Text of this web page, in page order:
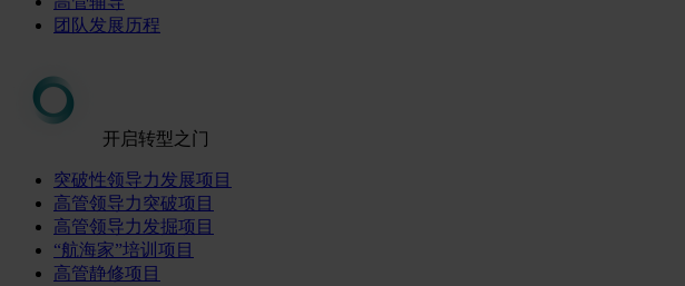
团队发展历程
开启转型之门
突破性领导力发展项目
高管领导力突破项目
高管领导力发掘项目
“航海家”培训项目
高管静修项目